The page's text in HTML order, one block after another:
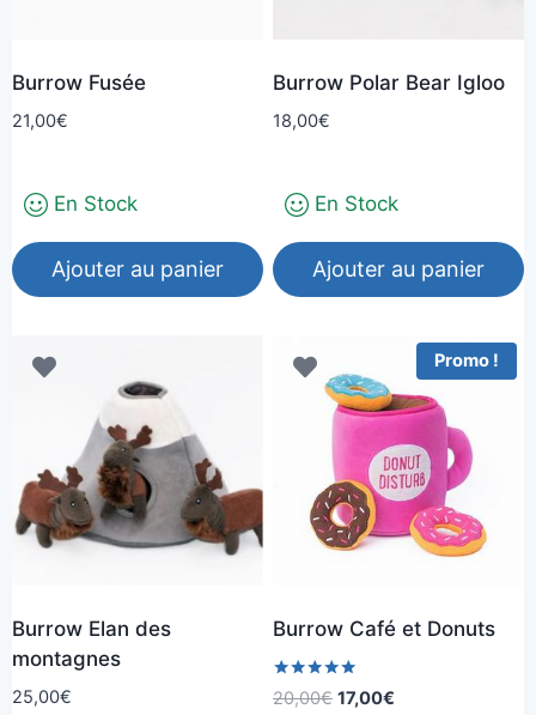
Burrow Fusée
21,00€
En Stock
Ajouter au panier
Burrow Polar Bear Igloo
18,00€
En Stock
Ajouter au panier
Burrow Elan des
montagnes
25,00€
Promo !
Burrow Café et Donuts
Note
5.00
20,00€ Le
17,00€